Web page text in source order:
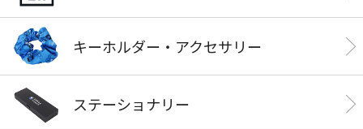
キーホルダー・アクセサリー
ステーショナリー